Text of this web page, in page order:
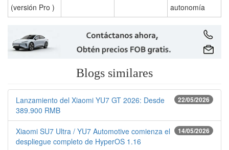
(versión Pro )
autonomía
Blogs similares
22/05/2026
Lanzamiento del Xiaomi YU7 GT 2026: Desde
389.900 RMB
14/05/2026
Xiaomi SU7 Ultra / YU7 Automotive comienza el
despliegue completo de HyperOS 1.16